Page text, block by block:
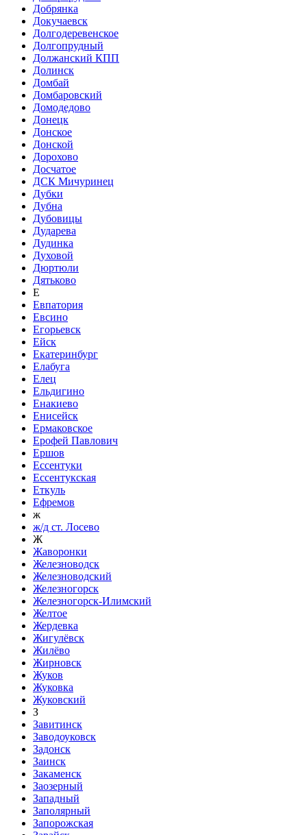
Добрянка
Докучаевск
Долгодеревенское
Долгопрудный
Должанский КПП
Долинск
Домбай
Домбаровский
Домодедово
Донецк
Донское
Донской
Дорохово
Досчатое
ДСК Мичуринец
Дубки
Дубна
Дубовицы
Дударева
Дудинка
Духовой
Дюртюли
Дятьково
Е
Евпатория
Евсино
Егорьевск
Ейск
Екатеринбург
Елабуга
Елец
Ельдигино
Енакиево
Енисейск
Ермаковское
Ерофей Павлович
Ершов
Ессентуки
Ессентукская
Еткуль
Ефремов
ж
ж/д ст. Лосево
Ж
Жаворонки
Железноводск
Железноводский
Железногорск
Железногорск-Илимский
Желтое
Жердевка
Жигулёвск
Жилёво
Жирновск
Жуков
Жуковка
Жуковский
З
Завитинск
Заводоуковск
Задонск
Заинск
Закаменск
Заозерный
Западный
Заполярный
Запорожская